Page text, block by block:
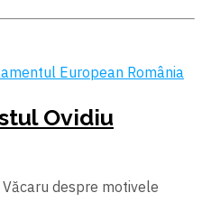
European România
Ovidiu
despre motivele